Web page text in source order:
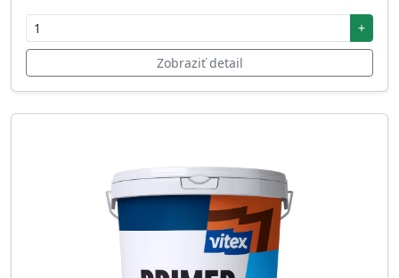
+
Zobraziť detail